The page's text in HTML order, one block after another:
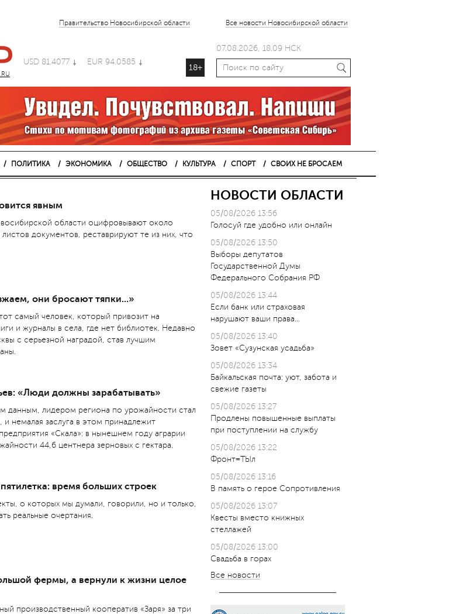
Правительство Новосибирской области Все новости Новосибирской области
USD 81.4077 EUR 94.0585
18+
07.08.2026, 18.09 НСК
ПОЛИТИКА ЭКОНОМИКА ОБЩЕСТВО КУЛЬТУРА СПОРТ СВОИХ НЕ БРОСАЕМ
явным
области оцифровывают около
документов, реставрируют те из них, что
они бросают тяпки...»
самый человек, который привозит на
и журналы в села, где нет библиотек. Недавно
с серьезной наградой, став лучшим
«Люди должны зарабатывать»
данным, лидером региона по урожайности стал
и немалая заслуга в этом принадлежит
«Скала»: в нынешнем году аграрии
44,6 центнера зерновых с гектара.
время больших строек
о которых мы думали, говорили, но и только,
реальные очертания.
фермы, а вернули к жизни целое
производственный кооператив «Заря» за три
НОВОСТИ ОБЛАСТИ
05/08/2026 13:56
Голосуй где удобно или онлайн
05/08/2026 13:50
Выборы депутатов
Государственной Думы
Федерального Собрания РФ
05/08/2026 13:44
Если банк или страховая
нарушают ваши права…
05/08/2026 13:40
Зовет «Сузунская усадьба»
05/08/2026 13:34
Байкальская почта: уют, забота и
свежие газеты
05/08/2026 13:27
Продлены повышенные выплаты
при поступлении на службу
05/08/2026 13:22
Фронт=ТЫл
05/08/2026 13:16
В память о герое Сопротивления
05/08/2026 13:07
Квесты вместо книжных
стеллажей
05/08/2026 13:00
Свадьба в горах
Все новости